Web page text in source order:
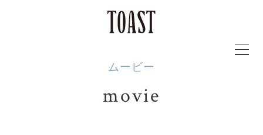
ムービー
movie